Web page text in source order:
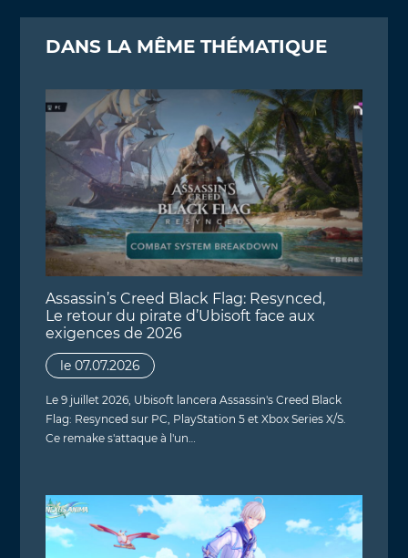
DANS LA MÊME THÉMATIQUE
Assassin’s Creed Black Flag: Resynced,
Le retour du pirate d’Ubisoft face aux
exigences de 2026
le 07.07.2026
Le 9 juillet 2026, Ubisoft lancera Assassin's Creed Black
Flag: Resynced sur PC, PlayStation 5 et Xbox Series X/S.
Ce remake s'attaque à l'un…